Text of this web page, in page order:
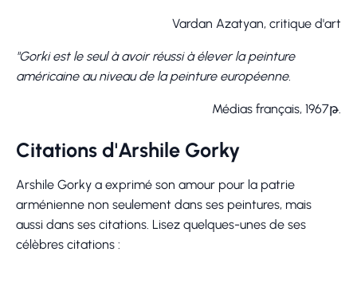
Vardan Azatyan, critique d'art
"Gorki est le seul à avoir réussi à élever la peinture
américaine au niveau de la peinture européenne.
Médias français, 1967թ.
Citations d'Arshile Gorky
Arshile Gorky a exprimé son amour pour la patrie
arménienne non seulement dans ses peintures, mais
aussi dans ses citations. Lisez quelques-unes de ses
célèbres citations :